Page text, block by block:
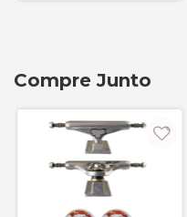
Compre Junto